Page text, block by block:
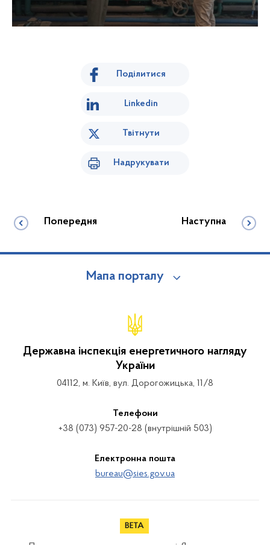
Поділитися
Linkedin
Твітнути
Надрукувати
Попередня Наступна
Мапа порталу
Державна інспекція енергетичного нагляду
України
04112, м. Київ, вул. Дорогожицька, 11/8
Телефони
+38 (073) 957-20-28 (внутрішній 503)
Електронна пошта
bureau@sies.gov.ua